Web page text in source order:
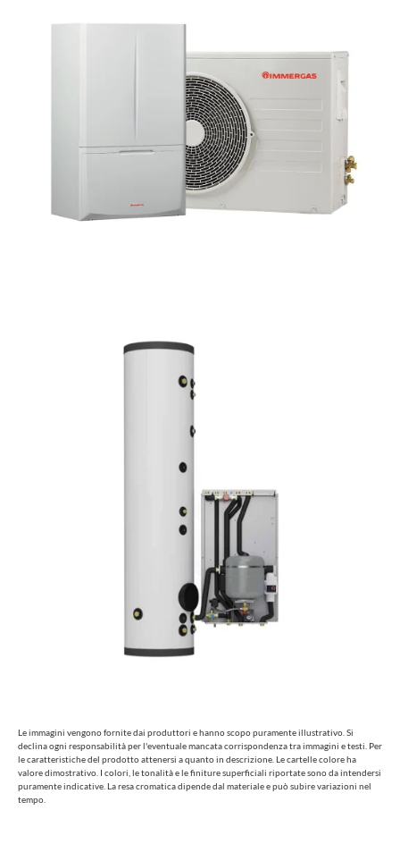
Le immagini vengono fornite dai produttori e hanno scopo puramente illustrativo. Si
declina ogni responsabilità per l'eventuale mancata corrispondenza tra immagini e testi. Per
le caratteristiche del prodotto attenersi a quanto in descrizione. Le cartelle colore ha
valore dimostrativo. I colori, le tonalità e le finiture superficiali riportate sono da intendersi
puramente indicative. La resa cromatica dipende dal materiale e può subire variazioni nel
tempo.